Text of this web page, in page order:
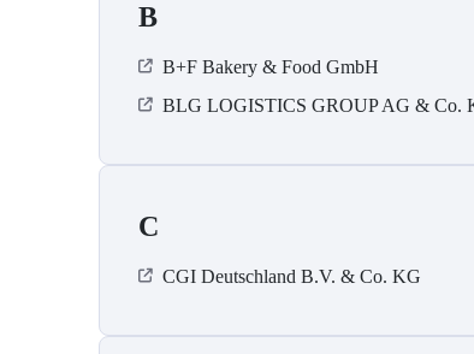
B
B+F Bakery & Food GmbH
BLG LOGISTICS GROUP AG & Co.
C
CGI Deutschland B.V. & Co. KG